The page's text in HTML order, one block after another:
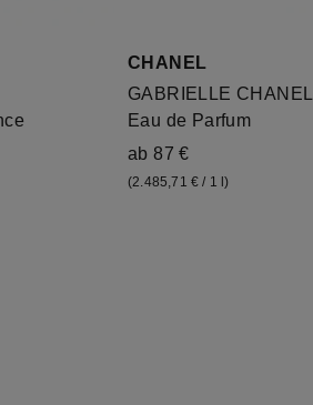
CHANEL
GABRIELLE CHANEL
Eau de Parfum
ab 87 €
(2.485,71 € / 1 l)